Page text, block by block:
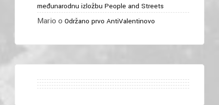
međunarodnu izložbu People and Streets
Mario o Održano prvo AntiValentinovo